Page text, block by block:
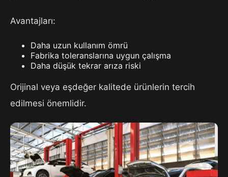
Avantajları:
Daha uzun kullanım ömrü
Fabrika toleranslarına uygun çalışma
Daha düşük tekrar arıza riski
Orijinal veya eşdeğer kalitede ürünlerin tercih
edilmesi önemlidir.